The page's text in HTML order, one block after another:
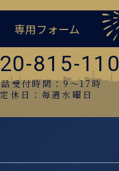
専用フォーム
815-110
受付時間：9〜17時
定休日：毎週水曜日